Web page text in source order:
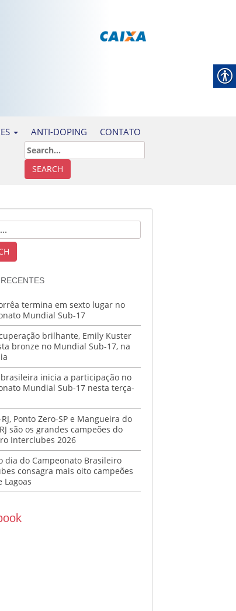
ANTI-DOPING CONTATO
termina em sexto lugar no
Mundial Sub-17
brilhante, Emily Kuster
bronze no Mundial Sub-17, na
inicia a participação no
Mundial Sub-17 nesta terça-
Ponto Zero-SP e Mangueira do
são os grandes campeões do
Interclubes 2026
dia do Campeonato Brasileiro
consagra mais oito campeões
Lagoas